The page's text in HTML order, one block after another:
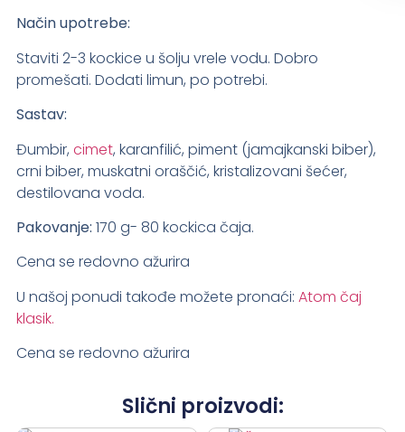
Način upotrebe:
Staviti 2-3 kockice u šolju vrele vodu. Dobro
promešati. Dodati limun, po potrebi.
Sastav:
Đumbir, cimet, karanfilić, piment (jamajkanski biber),
crni biber, muskatni oraščić, kristalizovani šećer,
destilovana voda.
Pakovanje: 170 g- 80 kockica čaja.
Cena se redovno ažurira
U našoj ponudi takođe možete pronaći: Atom čaj
klasik.
Cena se redovno ažurira
Slični proizvodi: